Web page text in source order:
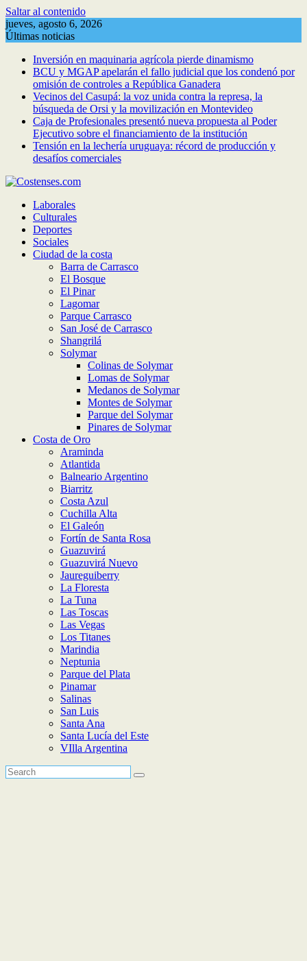
Saltar al contenido
jueves, agosto 6, 2026
Últimas noticias
Inversión en maquinaria agrícola pierde dinamismo
BCU y MGAP apelarán el fallo judicial que los condenó por
omisión de controles a República Ganadera
Vecinos del Casupá: la voz unida contra la represa, la
búsqueda de Orsi y la movilización en Montevideo
Caja de Profesionales presentó nueva propuesta al Poder
Ejecutivo sobre el financiamiento de la institución
Tensión en la lechería uruguaya: récord de producción y
desafíos comerciales
Laborales
Culturales
Deportes
Sociales
Ciudad de la costa
Barra de Carrasco
El Bosque
El Pinar
Lagomar
Parque Carrasco
San José de Carrasco
Shangrilá
Solymar
Colinas de Solymar
Lomas de Solymar
Medanos de Solymar
Montes de Solymar
Parque del Solymar
Pinares de Solymar
Costa de Oro
Araminda
Atlantida
Balneario Argentino
Biarritz
Costa Azul
Cuchilla Alta
El Galeón
Fortín de Santa Rosa
Guazuvirá
Guazuvirá Nuevo
Jaureguiberry
La Floresta
La Tuna
Las Toscas
Las Vegas
Los Titanes
Marindia
Neptunia
Parque del Plata
Pinamar
Salinas
San Luis
Santa Ana
Santa Lucía del Este
VIlla Argentina